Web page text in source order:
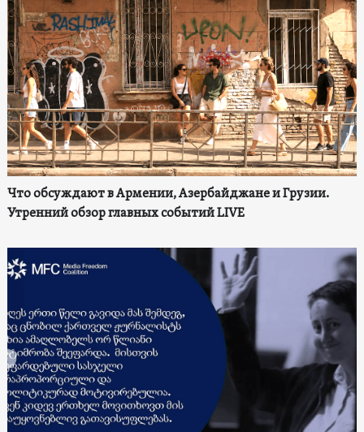
Что обсуждают в Армении, Азербайджане и Грузии.
Утренний обзор главных событий LIVE